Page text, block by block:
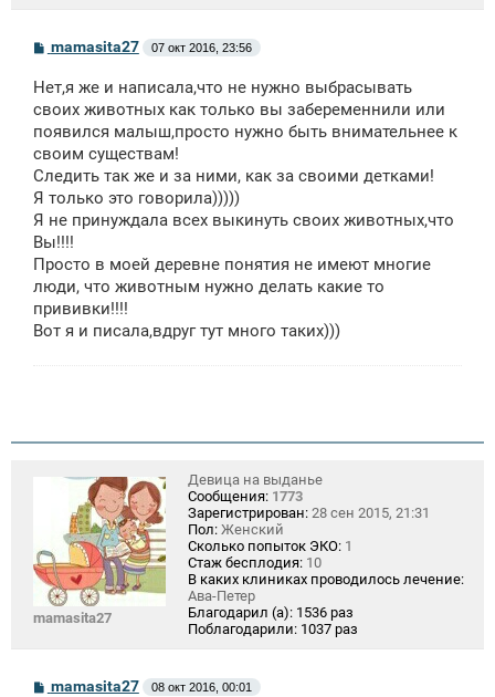
С
б
щ
н
и
mamasita27 07 окт 2016, 23:56
Нет,я же и написала,что не нужно выбрасывать
своих животных как только вы забеременнили или
появился малыш,просто нужно быть внимательнее к
своим существам!
Следить так же и за ними, как за своими детками!
Я только это говорила)))))
Я не принуждала всех выкинуть своих животных,что
Вы!!!!
Просто в моей деревне понятия не имеют многие
люди, что животным нужно делать какие то
прививки!!!!
Вот я и писала,вдруг тут много таких)))
mamasita27
Девица на выданье
Сообщения: 1773
Зарегистрирован: 28 сен 2015, 21:31
Пол: Женский
Сколько попыток ЭКО: 1
Стаж бесплодия: 10
В каких клиниках проводилось лечение:
Ава-Петер
Благодарил (а): 1536 раз
Поблагодарили: 1037 раз
Сmamasita27 08 окт 2016, 00:01